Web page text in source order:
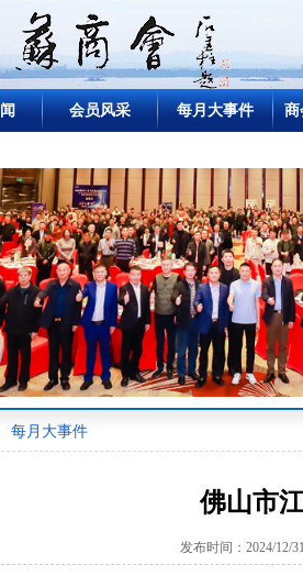
会员风采 每月大事件 商
每月大事件
佛山市
发布时间：2024/12/